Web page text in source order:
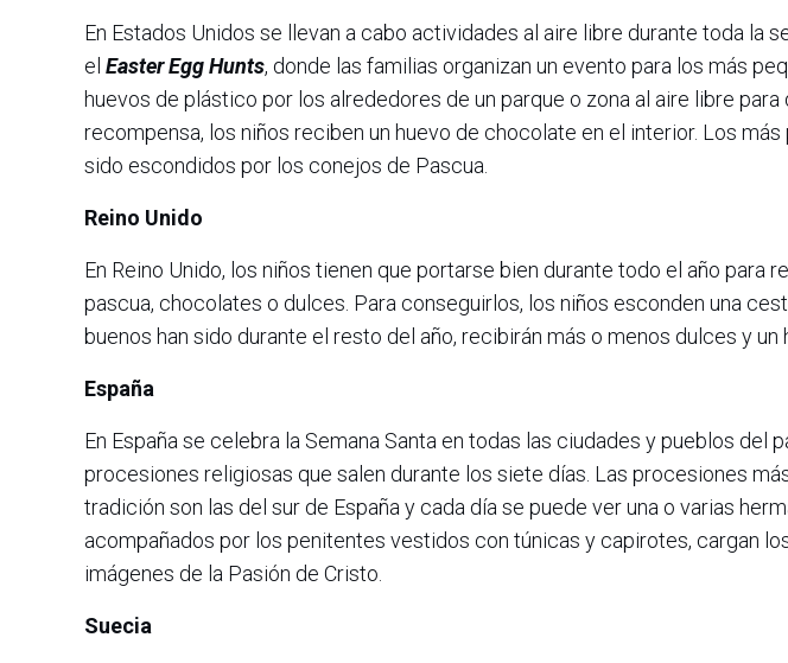
En Estados Unidos se llevan a cabo actividades al aire libre durante toda la
el Easter Egg Hunts, donde las familias organizan un evento para los más
huevos de plástico por los alrededores de un parque o zona al aire libre
recompensa, los niños reciben un huevo de chocolate en el interior. Los
sido escondidos por los conejos de Pascua.
Reino Unido
En Reino Unido, los niños tienen que portarse bien durante todo el año para
pascua, chocolates o dulces. Para conseguirlos, los niños esconden una
buenos han sido durante el resto del año, recibirán más o menos dulces y un
España
En España se celebra la Semana Santa en todas las ciudades y pueblos del
procesiones religiosas que salen durante los siete días. Las procesiones
tradición son las del sur de España y cada día se puede ver una o varias
acompañados por los penitentes vestidos con túnicas y capirotes, cargan
imágenes de la Pasión de Cristo.
Suecia